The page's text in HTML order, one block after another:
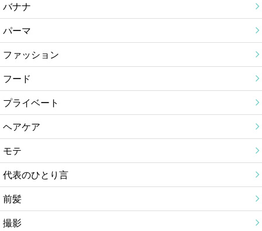
バナナ
パーマ
ファッション
フード
プライベート
ヘアケア
モテ
代表のひとり言
前髪
撮影